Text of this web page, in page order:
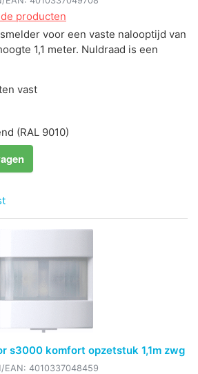
producten
voor een vaste nalooptijd van
1,1 meter. Nuldraad is een
vast
(RAL 9010)
s3000 komfort opzetstuk 1,1m zwg
EAN: 4010337048459